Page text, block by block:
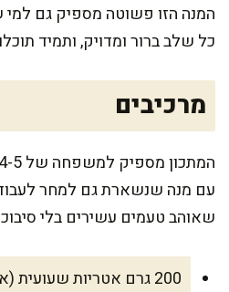
המנה הזו פשוטה מספיק גם למי
כל שלב ברור ומדויק, ותמיד
מרכיבים
עם מנה שנשארת גם למחר
שאוהב טעמים עשירים בלי
200 גרם אטריות